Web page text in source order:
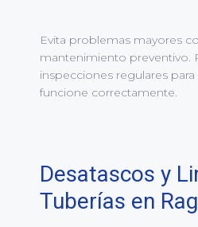
Evita problemas mayores
mantenimiento preventivo.
inspecciones regulares
funcione correctamente.
Desatascos y
Tuberías en